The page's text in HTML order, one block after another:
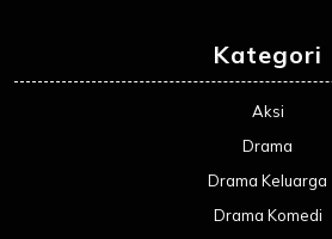
Kategori
Aksi
Drama
Drama Keluarga
Drama Komedi